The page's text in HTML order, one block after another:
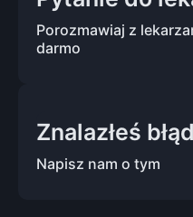
Porozmawiaj z
darmo
Znalazłeś
Napisz nam o tym